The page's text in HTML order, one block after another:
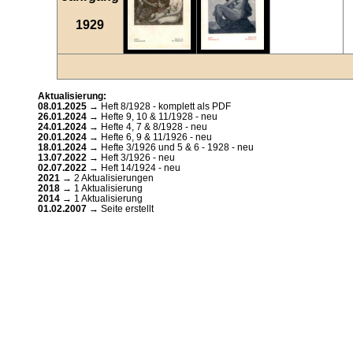
1929
Aktualisierung:
08.01.2025 → Heft 8/1928 - komplett als PDF
26.01.2024 → Hefte 9, 10 & 11/1928 - neu
24.01.2024 → Hefte 4, 7 & 8/1928 - neu
20.01.2024 → Hefte 6, 9 & 11/1926 - neu
18.01.2024 → Hefte 3/1926 und 5 & 6 - 1928 - neu
13.07.2022 → Heft 3/1926 - neu
02.07.2022 → Heft 14/1924 - neu
2021
→ 2 Aktualisierungen
2018 → 1 Aktualisierung
2014 → 1 Aktualisierung
01.02.2007 → Seite erstellt